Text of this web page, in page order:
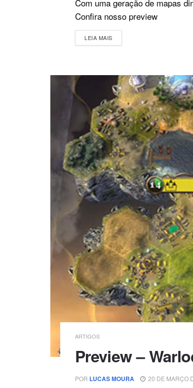
Com uma geração de mapas
Confira nosso preview
LEIA MAISDETAILS
ARTIGOS
Preview –
POR LUCAS MOURA 20 DE MARÇO